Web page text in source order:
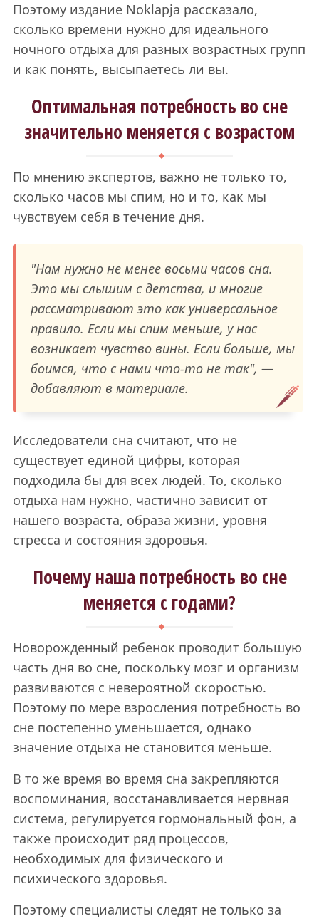
Поэтому издание Noklapja рассказало,
сколько времени нужно для идеального
ночного отдыха для разных возрастных групп
и как понять, высыпаетесь ли вы.
Оптимальная потребность во сне
значительно меняется с возрастом
По мнению экспертов, важно не только то,
сколько часов мы спим, но и то, как мы
чувствуем себя в течение дня.
"Нам нужно не менее восьми часов сна.
Это мы слышим с детства, и многие
рассматривают это как универсальное
правило. Если мы спим меньше, у нас
возникает чувство вины. Если больше, мы
боимся, что с нами что-то не так", —
добавляют в материале.
Исследователи сна считают, что не
существует единой цифры, которая
подходила бы для всех людей. То, сколько
отдыха нам нужно, частично зависит от
нашего возраста, образа жизни, уровня
стресса и состояния здоровья.
Почему наша потребность во сне
меняется с годами?
Новорожденный ребенок проводит большую
часть дня во сне, поскольку мозг и организм
развиваются с невероятной скоростью.
Поэтому по мере взросления потребность во
сне постепенно уменьшается, однако
значение отдыха не становится меньше.
В то же время во время сна закрепляются
воспоминания, восстанавливается нервная
система, регулируется гормональный фон, а
также происходит ряд процессов,
необходимых для физического и
психического здоровья.
Поэтому специалисты следят не только за